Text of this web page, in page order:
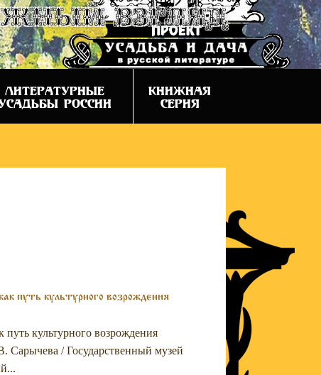
взгляд
ЛИТЕРАТУРНЫЕ
РОССИИ
КНИЖНАЯ
СЕРИЯ
путь культурного возрождения
культурного возрождения
/ Государственный музей